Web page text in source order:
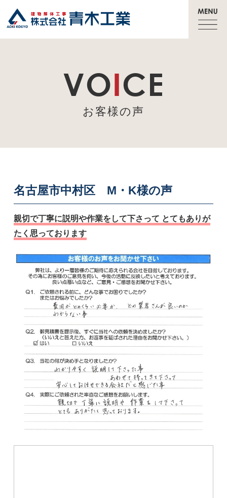
VOICE
お客様の声
名古屋市中村区 M・K様の声
親切で丁寧に説明や作業をして下さって とてもありが
たく思っております